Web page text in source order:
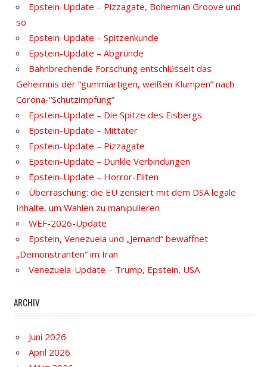
Epstein-Update – Pizzagate, Bohemian Groove und
so
Epstein-Update – Spitzenkunde
Epstein-Update – Abgründe
Bahnbrechende Forschung entschlüsselt das
Geheimnis der “gummiartigen, weißen Klumpen” nach
Corona-“Schutzimpfung”
Epstein-Update – Die Spitze des Eisbergs
Epstein-Update – Mittäter
Epstein-Update – Pizzagate
Epstein-Update – Dunkle Verbindungen
Epstein-Update – Horror-Eliten
Überraschung: die EU zensiert mit dem DSA legale
Inhalte, um Wahlen zu manipulieren
WEF-2026-Update
Epstein, Venezuela und „Jemand“ bewaffnet
„Demonstranten“ im Iran
Venezuela-Update – Trump, Epstein, USA
ARCHIV
Juni 2026
April 2026